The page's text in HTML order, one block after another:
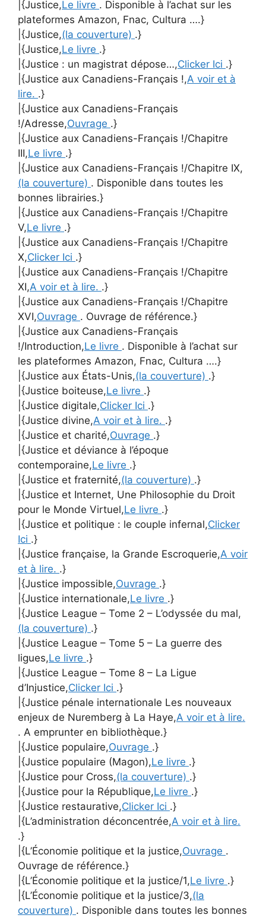
|{Justice,Le livre . Disponible à l’achat sur les
plateformes Amazon, Fnac, Cultura ….}
|{Justice,(la couverture) .}
|{Justice,Le livre .}
|{Justice : un magistrat dépose…,Clicker Ici .}
|{Justice aux Canadiens-Français !,A voir et à
lire. .}
|{Justice aux Canadiens-Français
!/Adresse,Ouvrage .}
|{Justice aux Canadiens-Français !/Chapitre
III,Le livre .}
|{Justice aux Canadiens-Français !/Chapitre IX,
(la couverture) . Disponible dans toutes les
bonnes librairies.}
|{Justice aux Canadiens-Français !/Chapitre
V,Le livre .}
|{Justice aux Canadiens-Français !/Chapitre
X,Clicker Ici .}
|{Justice aux Canadiens-Français !/Chapitre
XI,A voir et à lire. .}
|{Justice aux Canadiens-Français !/Chapitre
XVI,Ouvrage . Ouvrage de référence.}
|{Justice aux Canadiens-Français
!/Introduction,Le livre . Disponible à l’achat sur
les plateformes Amazon, Fnac, Cultura ….}
|{Justice aux États-Unis,(la couverture) .}
|{Justice boiteuse,Le livre .}
|{Justice digitale,Clicker Ici .}
|{Justice divine,A voir et à lire. .}
|{Justice et charité,Ouvrage .}
|{Justice et déviance à l’époque
contemporaine,Le livre .}
|{Justice et fraternité,(la couverture) .}
|{Justice et Internet, Une Philosophie du Droit
pour le Monde Virtuel,Le livre .}
|{Justice et politique : le couple infernal,Clicker
Ici .}
|{Justice française, la Grande Escroquerie,A voir
et à lire. .}
|{Justice impossible,Ouvrage .}
|{Justice internationale,Le livre .}
|{Justice League – Tome 2 – L’odyssée du mal,
(la couverture) .}
|{Justice League – Tome 5 – La guerre des
ligues,Le livre .}
|{Justice League – Tome 8 – La Ligue
d’Injustice,Clicker Ici .}
|{Justice pénale internationale Les nouveaux
enjeux de Nuremberg à La Haye,A voir et à lire.
. A emprunter en bibliothèque.}
|{Justice populaire,Ouvrage .}
|{Justice populaire (Magon),Le livre .}
|{Justice pour Cross,(la couverture) .}
|{Justice pour la République,Le livre .}
|{Justice restaurative,Clicker Ici .}
|{L’administration déconcentrée,A voir et à lire.
.}
|{L’Économie politique et la justice,Ouvrage .
Ouvrage de référence.}
|{L’Économie politique et la justice/1,Le livre .}
|{L’Économie politique et la justice/3,(la
couverture) . Disponible dans toutes les bonnes